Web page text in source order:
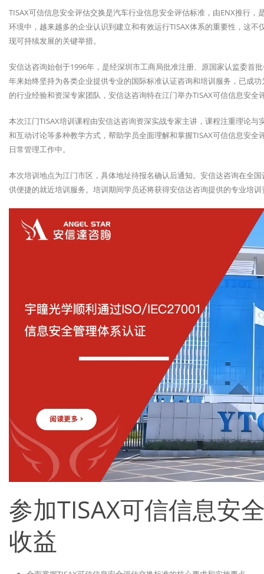
TISAX可信信息安全评估交换是汽车行业信息安全评估标准，由ENX推行
环境中，越来越多的企业认识到建立和有效运行TISAX体系的重要性，这
现可持续发展的关键举措。
安信达咨询始创于1996年，是经深圳市工商局批准注册、原国家认监委首
年来始终坚持为各类企业提供专业的国际标准认证咨询和培训服务，已成
的行业经验和资深专家团队，安信达咨询特在江门举办TISAX可信信息安全
本次江门TISAX培训课程由安信达咨询资深实战专家主讲，课程注重理论
和互动讨论等多种教学方式，帮助学员全面理解和掌握TISAX可信信息安
日常管理工作中。
本次培训地点为江门市区，具体地址待报名确认后通知。安信达咨询在全
供便捷的就近培训服务。培训期间学员还将获得安信达咨询提供的专业培
参加TISAX可信信息安
收益